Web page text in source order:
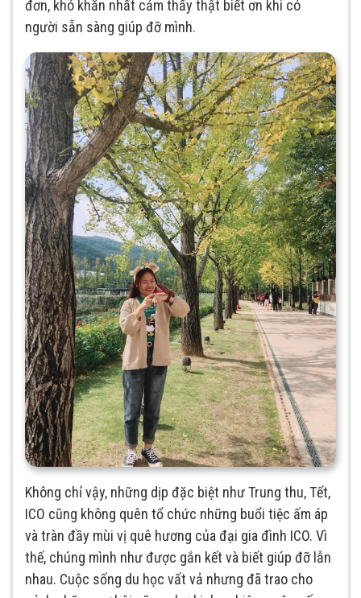
đơn, khó khăn nhất cảm thấy thật biết ơn khi có
người sẵn sàng giúp đỡ mình.
Không chỉ vậy, những dịp đặc biệt như Trung thu, Tết,
ICO cũng không quên tổ chức những buổi tiệc ấm áp
và tràn đầy mùi vị quê hương của đại gia đình ICO. Vì
thế, chúng mình như được gắn kết và biết giúp đỡ lẫn
nhau. Cuộc sống du học vất vả nhưng đã trao cho